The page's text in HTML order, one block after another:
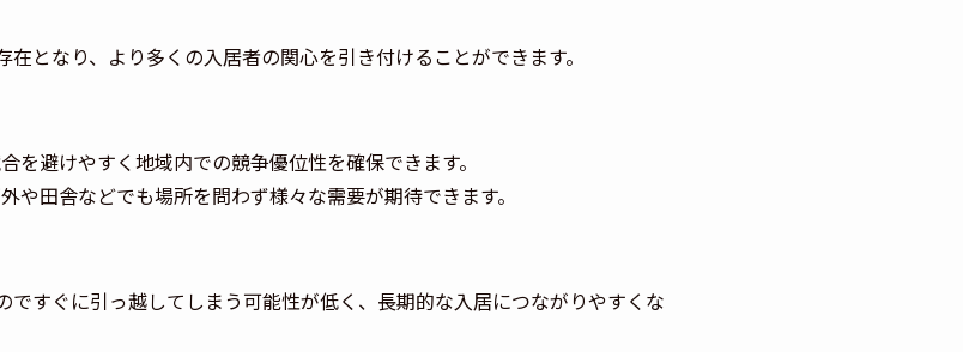
となり、より多くの入居者の関心を引き付けることができます。
を避けやすく地域内での競争優位性を確保できます。
や田舎などでも場所を問わず様々な需要が期待できます。
ですぐに引っ越してしまう可能性が低く、長期的な入居につながりやすくな